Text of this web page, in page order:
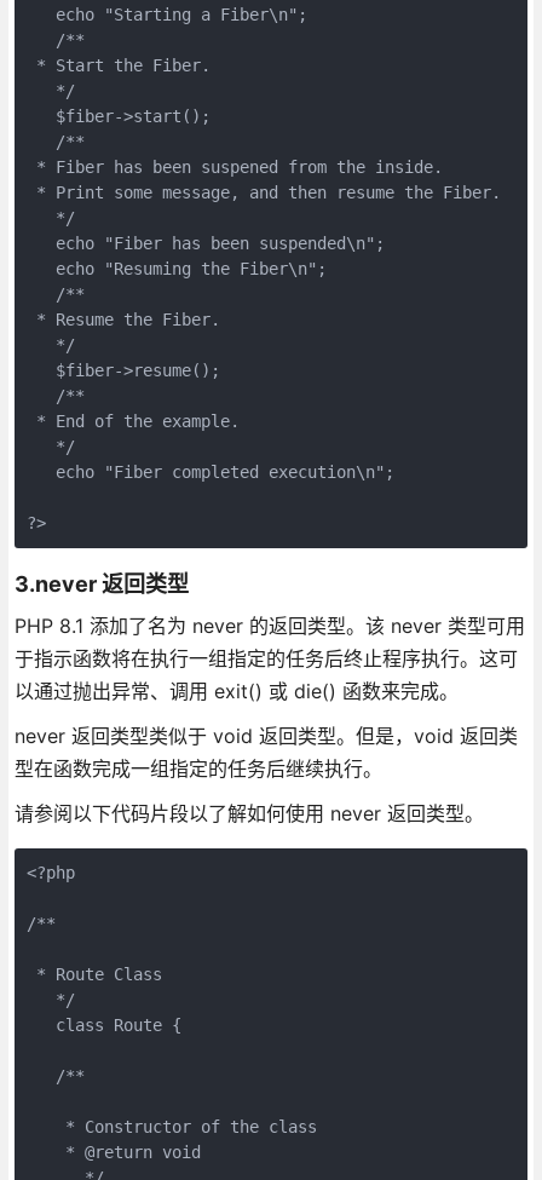
   echo "Starting a Fiber\n";
   /**
* Start the Fiber.
   */
   $fiber->start();
   /**
* Fiber has been suspened from the inside.
* Print some message, and then resume the Fiber.
   */
   echo "Fiber has been suspended\n";
   echo "Resuming the Fiber\n";
   /**
* Resume the Fiber.
   */
   $fiber->resume();
   /**
* End of the example.
   */
   echo "Fiber completed execution\n";
?>
3.never 返回类型
PHP 8.1 添加了名为 never 的返回类型。该 never 类型可用
于指示函数将在执行一组指定的任务后终止程序执行。这可
以通过抛出异常、调用 exit() 或 die() 函数来完成。
never 返回类型类似于 void 返回类型。但是，void 返回类
型在函数完成一组指定的任务后继续执行。
请参阅以下代码片段以了解如何使用 never 返回类型。
<?php
/**
* Route Class
   */
   class Route {
   /**
    * Constructor of the class
    * @return void